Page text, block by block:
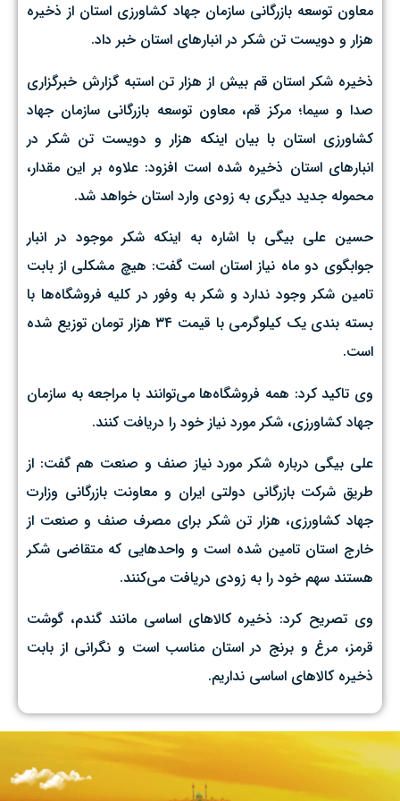
معاون توسعه بازرگانی سازمان جهاد کشاورزی استان از ذخیره
هزار و دویست تن شکر در انبار‌های استان خبر داد.
ذخیره شکر استان قم بیش از هزار تن استبه گزارش خبرگزاری
صدا و سیما؛ مرکز قم، معاون توسعه بازرگانی سازمان جهاد
کشاورزی استان با بیان اینکه هزار و دویست تن شکر در
انبار‌های استان ذخیره شده است افزود: علاوه بر این مقدار،
محموله جدید دیگری به زودی وارد استان خواهد شد.
حسین علی بیگی با اشاره به اینکه شکر موجود در انبار
جوابگوی دو ماه نیاز استان است گفت: هیچ مشکلی از بابت
تامین شکر وجود ندارد و شکر به وفور در کلیه فروشگاه‌ها با
بسته بندی یک کیلوگرمی با قیمت ۳۴ هزار تومان توزیع شده
است.
وی تاکید کرد: همه فروشگاه‌ها می‌توانند با مراجعه به سازمان
جهاد کشاورزی، شکر مورد نیاز خود را دریافت کنند.
علی بیگی درباره شکر مورد نیاز صنف و صنعت هم گفت: از
طریق شرکت بازرگانی دولتی ایران و معاونت بازرگانی وزارت
جهاد کشاورزی، هزار تن شکر برای مصرف صنف و صنعت از
خارج استان تامین شده است و واحد‌هایی که متقاضی شکر
هستند سهم خود را به زودی دریافت می‌کنند.
وی تصریح کرد: ذخیره کالا‌های اساسی مانند گندم، گوشت
قرمز، مرغ و برنج در استان مناسب است و نگرانی از بابت
ذخیره کالا‌های اساسی نداریم.